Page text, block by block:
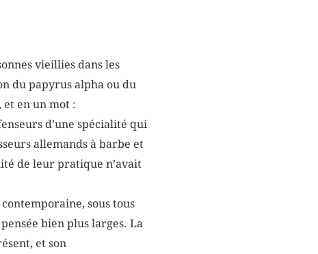
vieillies dans les
du papyrus alpha ou du
et en un mot :
d’une spécialité qui
allemands à barbe et
de leur pratique n’avait
sous tous
bien plus larges. La
et son